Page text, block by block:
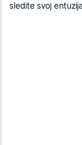
sledite svoj